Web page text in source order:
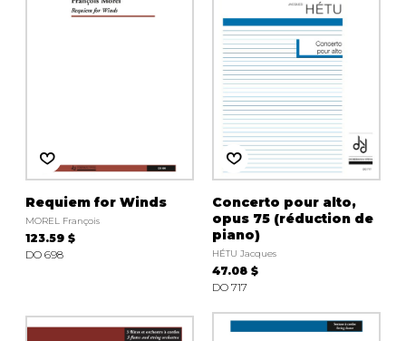
Requiem for Winds
MOREL François
123.59 $
DO 698
Concerto pour alto,
opus 75 (réduction de
piano)
HÉTU Jacques
47.08 $
DO 717